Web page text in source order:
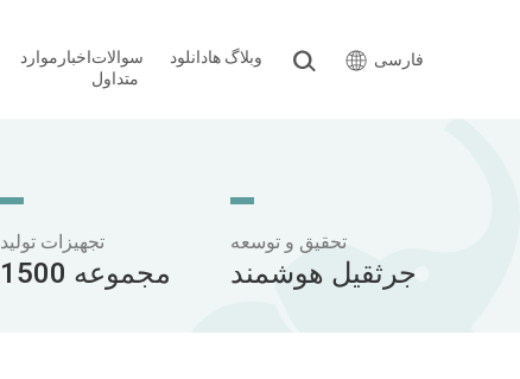
موارداخبارسوالات
متداول
دانلودوبلاگ ها فارسی
تجهیزات تولید
1500 مجموعه
تحقیق و توسعه
جرثقیل هوشمند